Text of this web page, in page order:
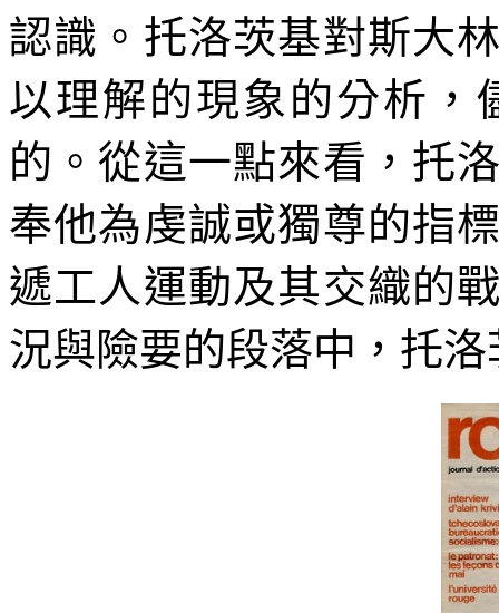
認識。托洛茨基對斯大
以理解的現象的分析，
的。從這一點來看，托
奉他為虔誠或獨尊的指
遞工人運動及其交織的
況與險要的段落中，托